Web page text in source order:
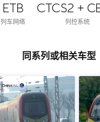
ETB
列车网络
CTCS2 +
列控系统
同系列或相关车型